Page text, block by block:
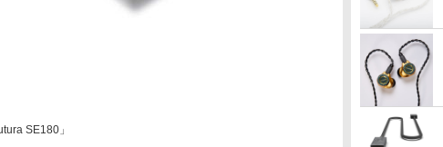
SE180」